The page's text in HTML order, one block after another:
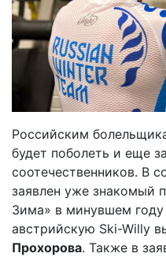
Российским
будет поболеть и еще
соотечественников. В
заявлен уже знакомый
Зима» в минувшем году
австрийскую Ski-Willy
Прохорова. Также в